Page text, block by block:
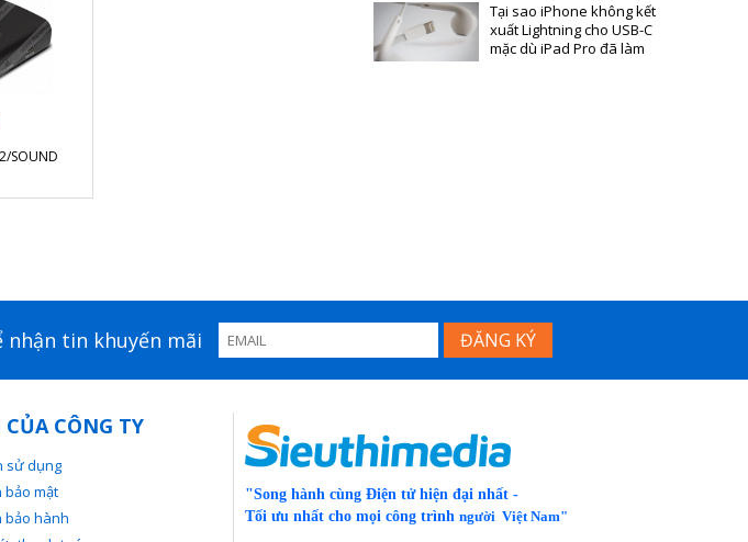
Tại sao iPhone không kết
xuất Lightning cho USB-C
mặc dù iPad Pro đã làm
SOUND
nhận tin khuyến mãi
CÔNG TY
sử dụng
bảo mật
bảo hành
"Song hành cùng Điện tử hiện đại nhất -
Tối ưu nhất cho mọi công trình người Việt Nam"